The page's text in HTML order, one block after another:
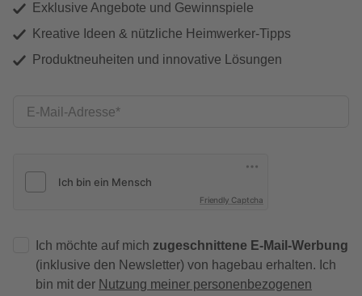
Exklusive Angebote und Gewinnspiele
Kreative Ideen & nützliche Heimwerker-Tipps
Produktneuheiten und innovative Lösungen
E-Mail-Adresse
Friendly Captcha
Ich möchte auf mich zugeschnittene E-Mail-Werbung
(inklusive den Newsletter) von hagebau erhalten. Ich
bin mit der Nutzung meiner personenbezogenen